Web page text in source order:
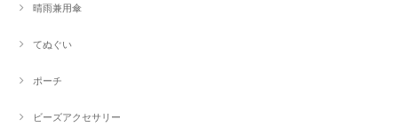
晴雨兼用傘
てぬぐい
ポーチ
ビーズアクセサリー